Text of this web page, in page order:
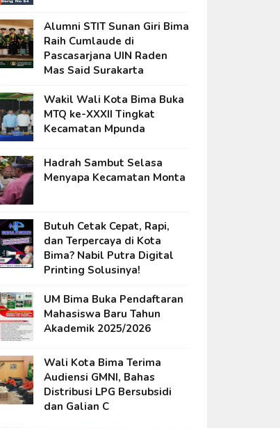
Alumni STIT Sunan Giri Bima
Raih Cumlaude di
Pascasarjana UIN Raden
Mas Said Surakarta
Wakil Wali Kota Bima Buka
MTQ ke-XXXII Tingkat
Kecamatan Mpunda
Hadrah Sambut Selasa
Menyapa Kecamatan Monta
Butuh Cetak Cepat, Rapi,
dan Terpercaya di Kota
Bima? Nabil Putra Digital
Printing Solusinya!
UM Bima Buka Pendaftaran
Mahasiswa Baru Tahun
Akademik 2025/2026
Wali Kota Bima Terima
Audiensi GMNI, Bahas
Distribusi LPG Bersubsidi
dan Galian C